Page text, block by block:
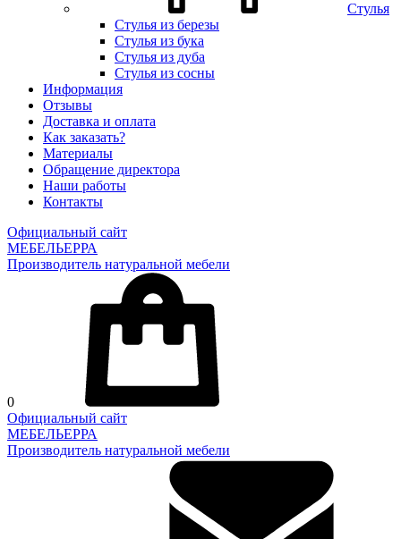
Стулья
Стулья из березы
Стулья из бука
Стулья из дуба
Стулья из сосны
Информация
Отзывы
Доставка и оплата
Как заказать?
Материалы
Обращение директора
Наши работы
Контакты
Официальный сайт
МЕБЕЛЬЕРРА
Производитель натуральной мебели
0
Официальный сайт
МЕБЕЛЬЕРРА
Производитель натуральной мебели